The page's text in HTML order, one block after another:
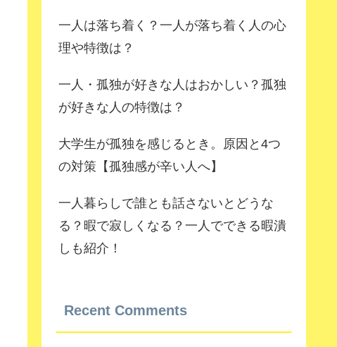
一人は落ち着く？一人が落ち着く人の心
理や特徴は？
一人・孤独が好きな人はおかしい？孤独
が好きな人の特徴は？
大学生が孤独を感じるとき。原因と4つ
の対策【孤独感が辛い人へ】
一人暮らしで誰とも話さないとどうな
る？暇で寂しくなる？一人でできる暇潰
しも紹介！
Recent Comments